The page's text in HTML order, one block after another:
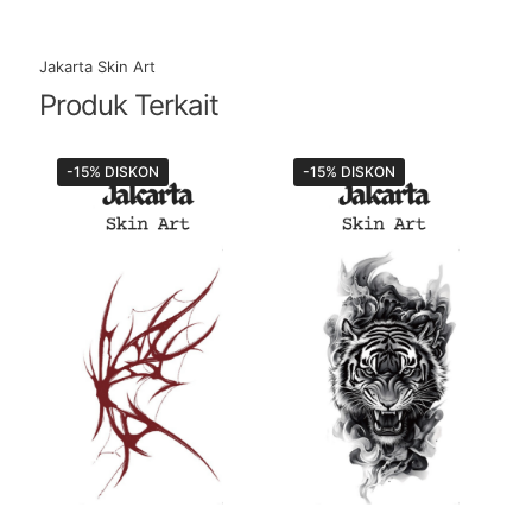
Jakarta Skin Art
Produk Terkait
-15% DISKON -15% DISKON